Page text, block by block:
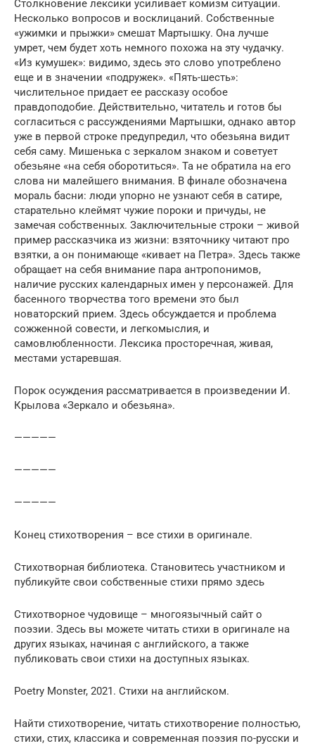
Столкновение лексики усиливает комизм ситуации.
Несколько вопросов и восклицаний. Собственные
«ужимки и прыжки» смешат Мартышку. Она лучше
умрет, чем будет хоть немного похожа на эту чудачку.
«Из кумушек»: видимо, здесь это слово употреблено
еще и в значении «подружек». «Пять-шесть»:
числительное придает ее рассказу особое
правдоподобие. Действительно, читатель и готов бы
согласиться с рассуждениями Мартышки, однако автор
уже в первой строке предупредил, что обезьяна видит
себя саму. Мишенька с зеркалом знаком и советует
обезьяне «на себя оборотиться». Та не обратила на его
слова ни малейшего внимания. В финале обозначена
мораль басни: люди упорно не узнают себя в сатире,
старательно клеймят чужие пороки и причуды, не
замечая собственных. Заключительные строки – живой
пример рассказчика из жизни: взяточнику читают про
взятки, а он понимающе «кивает на Петра». Здесь также
обращает на себя внимание пара антропонимов,
наличие русских календарных имен у персонажей. Для
басенного творчества того времени это был
новаторский прием. Здесь обсуждается и проблема
сожженной совести, и легкомыслия, и
самовлюбленности. Лексика просторечная, живая,
местами устаревшая.
Порок осуждения рассматривается в произведении И.
Крылова «Зеркало и обезьяна».
—————
—————
—————
Конец стихотворения – все стихи в оригинале.
Стихотворная библиотека. Становитесь участником и
публикуйте свои собственные стихи прямо здесь
Стихотворное чудовище – многоязычный сайт о
поэзии. Здесь вы можете читать стихи в оригинале на
других языках, начиная с английского, а также
публиковать свои стихи на доступных языках.
Poetry Monster, 2021. Стихи на английском.
Найти стихотворение, читать стихотворение полностью,
стихи, стих, классика и современная поэзия по-русски и